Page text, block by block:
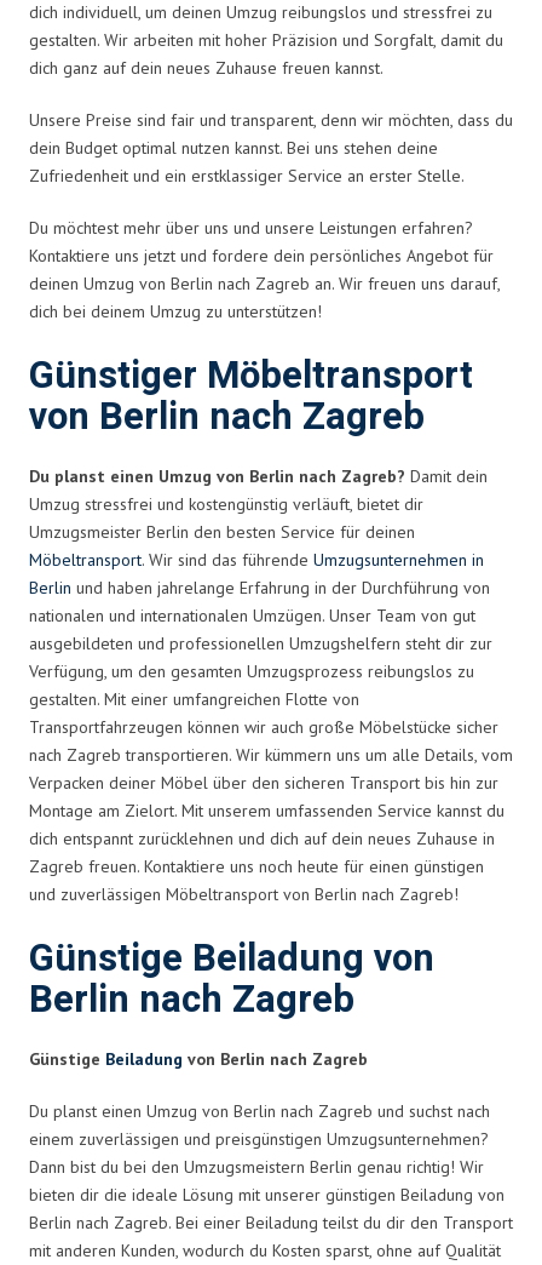
dich individuell, um deinen Umzug reibungslos und stressfrei zu
gestalten. Wir arbeiten mit hoher Präzision und Sorgfalt, damit du
dich ganz auf dein neues Zuhause freuen kannst.
Unsere Preise sind fair und transparent, denn wir möchten, dass du
dein Budget optimal nutzen kannst. Bei uns stehen deine
Zufriedenheit und ein erstklassiger Service an erster Stelle.
Du möchtest mehr über uns und unsere Leistungen erfahren?
Kontaktiere uns jetzt und fordere dein persönliches Angebot für
deinen Umzug von Berlin nach Zagreb an. Wir freuen uns darauf,
dich bei deinem Umzug zu unterstützen!
Günstiger Möbeltransport
von Berlin nach Zagreb
Du planst einen Umzug von Berlin nach Zagreb? Damit dein
Umzug stressfrei und kostengünstig verläuft, bietet dir
Umzugsmeister Berlin den besten Service für deinen
Möbeltransport. Wir sind das führende Umzugsunternehmen in
Berlin und haben jahrelange Erfahrung in der Durchführung von
nationalen und internationalen Umzügen. Unser Team von gut
ausgebildeten und professionellen Umzugshelfern steht dir zur
Verfügung, um den gesamten Umzugsprozess reibungslos zu
gestalten. Mit einer umfangreichen Flotte von
Transportfahrzeugen können wir auch große Möbelstücke sicher
nach Zagreb transportieren. Wir kümmern uns um alle Details, vom
Verpacken deiner Möbel über den sicheren Transport bis hin zur
Montage am Zielort. Mit unserem umfassenden Service kannst du
dich entspannt zurücklehnen und dich auf dein neues Zuhause in
Zagreb freuen. Kontaktiere uns noch heute für einen günstigen
und zuverlässigen Möbeltransport von Berlin nach Zagreb!
Günstige Beiladung von
Berlin nach Zagreb
Günstige Beiladung von Berlin nach Zagreb
Du planst einen Umzug von Berlin nach Zagreb und suchst nach
einem zuverlässigen und preisgünstigen Umzugsunternehmen?
Dann bist du bei den Umzugsmeistern Berlin genau richtig! Wir
bieten dir die ideale Lösung mit unserer günstigen Beiladung von
Berlin nach Zagreb. Bei einer Beiladung teilst du dir den Transport
mit anderen Kunden, wodurch du Kosten sparst, ohne auf Qualität